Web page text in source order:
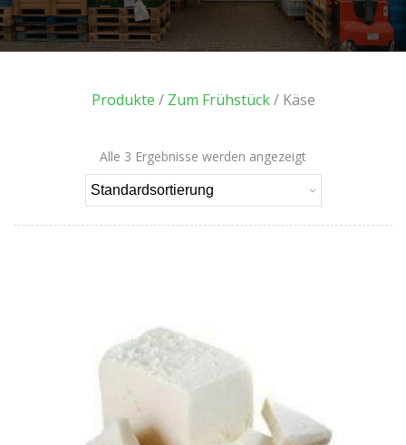
Produkte / Zum Frühstück/ Käse
Alle 3 Ergebnisse werden angezeigt